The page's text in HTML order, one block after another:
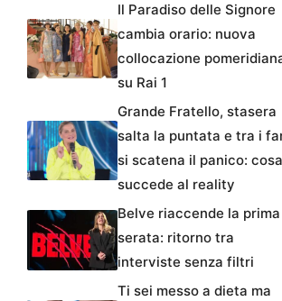
Il Paradiso delle Signore
cambia orario: nuova
collocazione
su Rai 1
Grande Fratello, stasera
salta la puntata e tra i
si scatena il panico: cosa
succede al reality
Belve riaccende la prima
serata: ritorno tra
interviste senza filtri
Ti sei messo a dieta ma